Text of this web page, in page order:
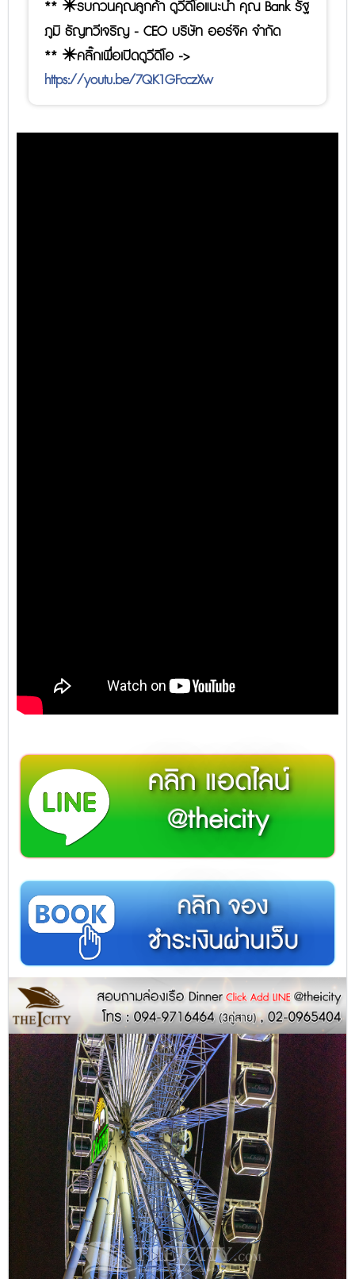
** ✴️รบกวนคุณลูกค้า ดูวีดีโอแนะนำ คุณ Bank รัฐ
ภูมิ ธัญทวีเจริญ - CEO บริษัท ออร์จิค จำกัด
** ✴️คลิ๊กเพื่อเปิดดูวีดีโอ ->
https://youtu.be/7QK1GFcczXw
คลิก แอดไลน์
@theicity
คลิก จอง
ชำระเงินผ่านเว็บ